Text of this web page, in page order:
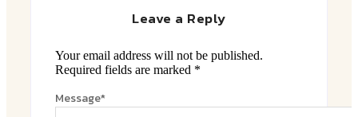
Leave a Reply
Your email address will not be published.
Required fields are marked *
Message*